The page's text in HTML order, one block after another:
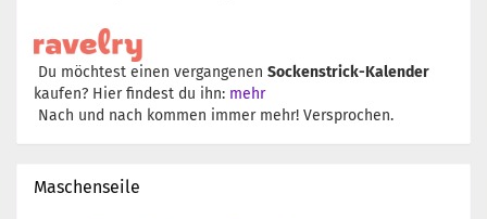
Du möchtest einen vergangenen Sockenstrick-Kalender
kaufen? Hier findest du ihn: mehr
Nach und nach kommen immer mehr! Versprochen.
Maschenseile